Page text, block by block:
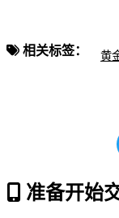
相关标签： 黄
准备开始